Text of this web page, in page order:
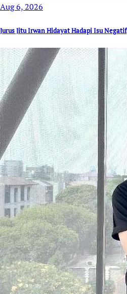
Aug 6, 2026
Jurus Jitu Irwan Hidayat Hadapi Isu Negatif